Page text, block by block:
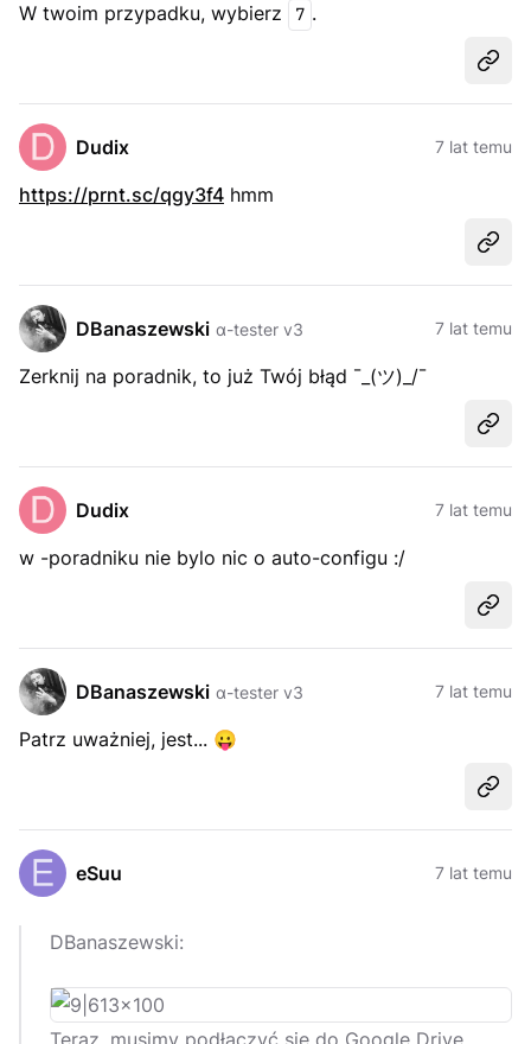
W twoim przypadku, wybierz 7 .
Dudix 7 lat temu
https://prnt.sc/qgy3f4 hmm
DBanaszewski α-tester v3 7 lat temu
Zerknij na poradnik, to już Twój błąd ¯_(ツ)_/¯
Dudix 7 lat temu
w -poradniku nie bylo nic o auto-configu :/
DBanaszewski α-tester v3 7 lat temu
Patrz uważniej, jest... 😛
eSuu 7 lat temu
DBanaszewski: